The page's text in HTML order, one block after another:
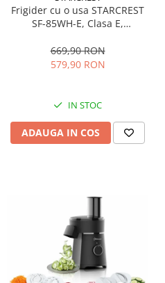
Frigider cu o usa STARCREST
SF-85WH-E, Clasa E,
interioara, Compartiment
gheata, H 82 cm, Alb
669,90 RON
579,90 RON
IN STOC
ADAUGA IN COS